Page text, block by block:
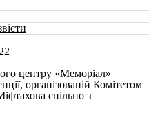
центру «Меморіал»
організованій Комітетом
спільно з